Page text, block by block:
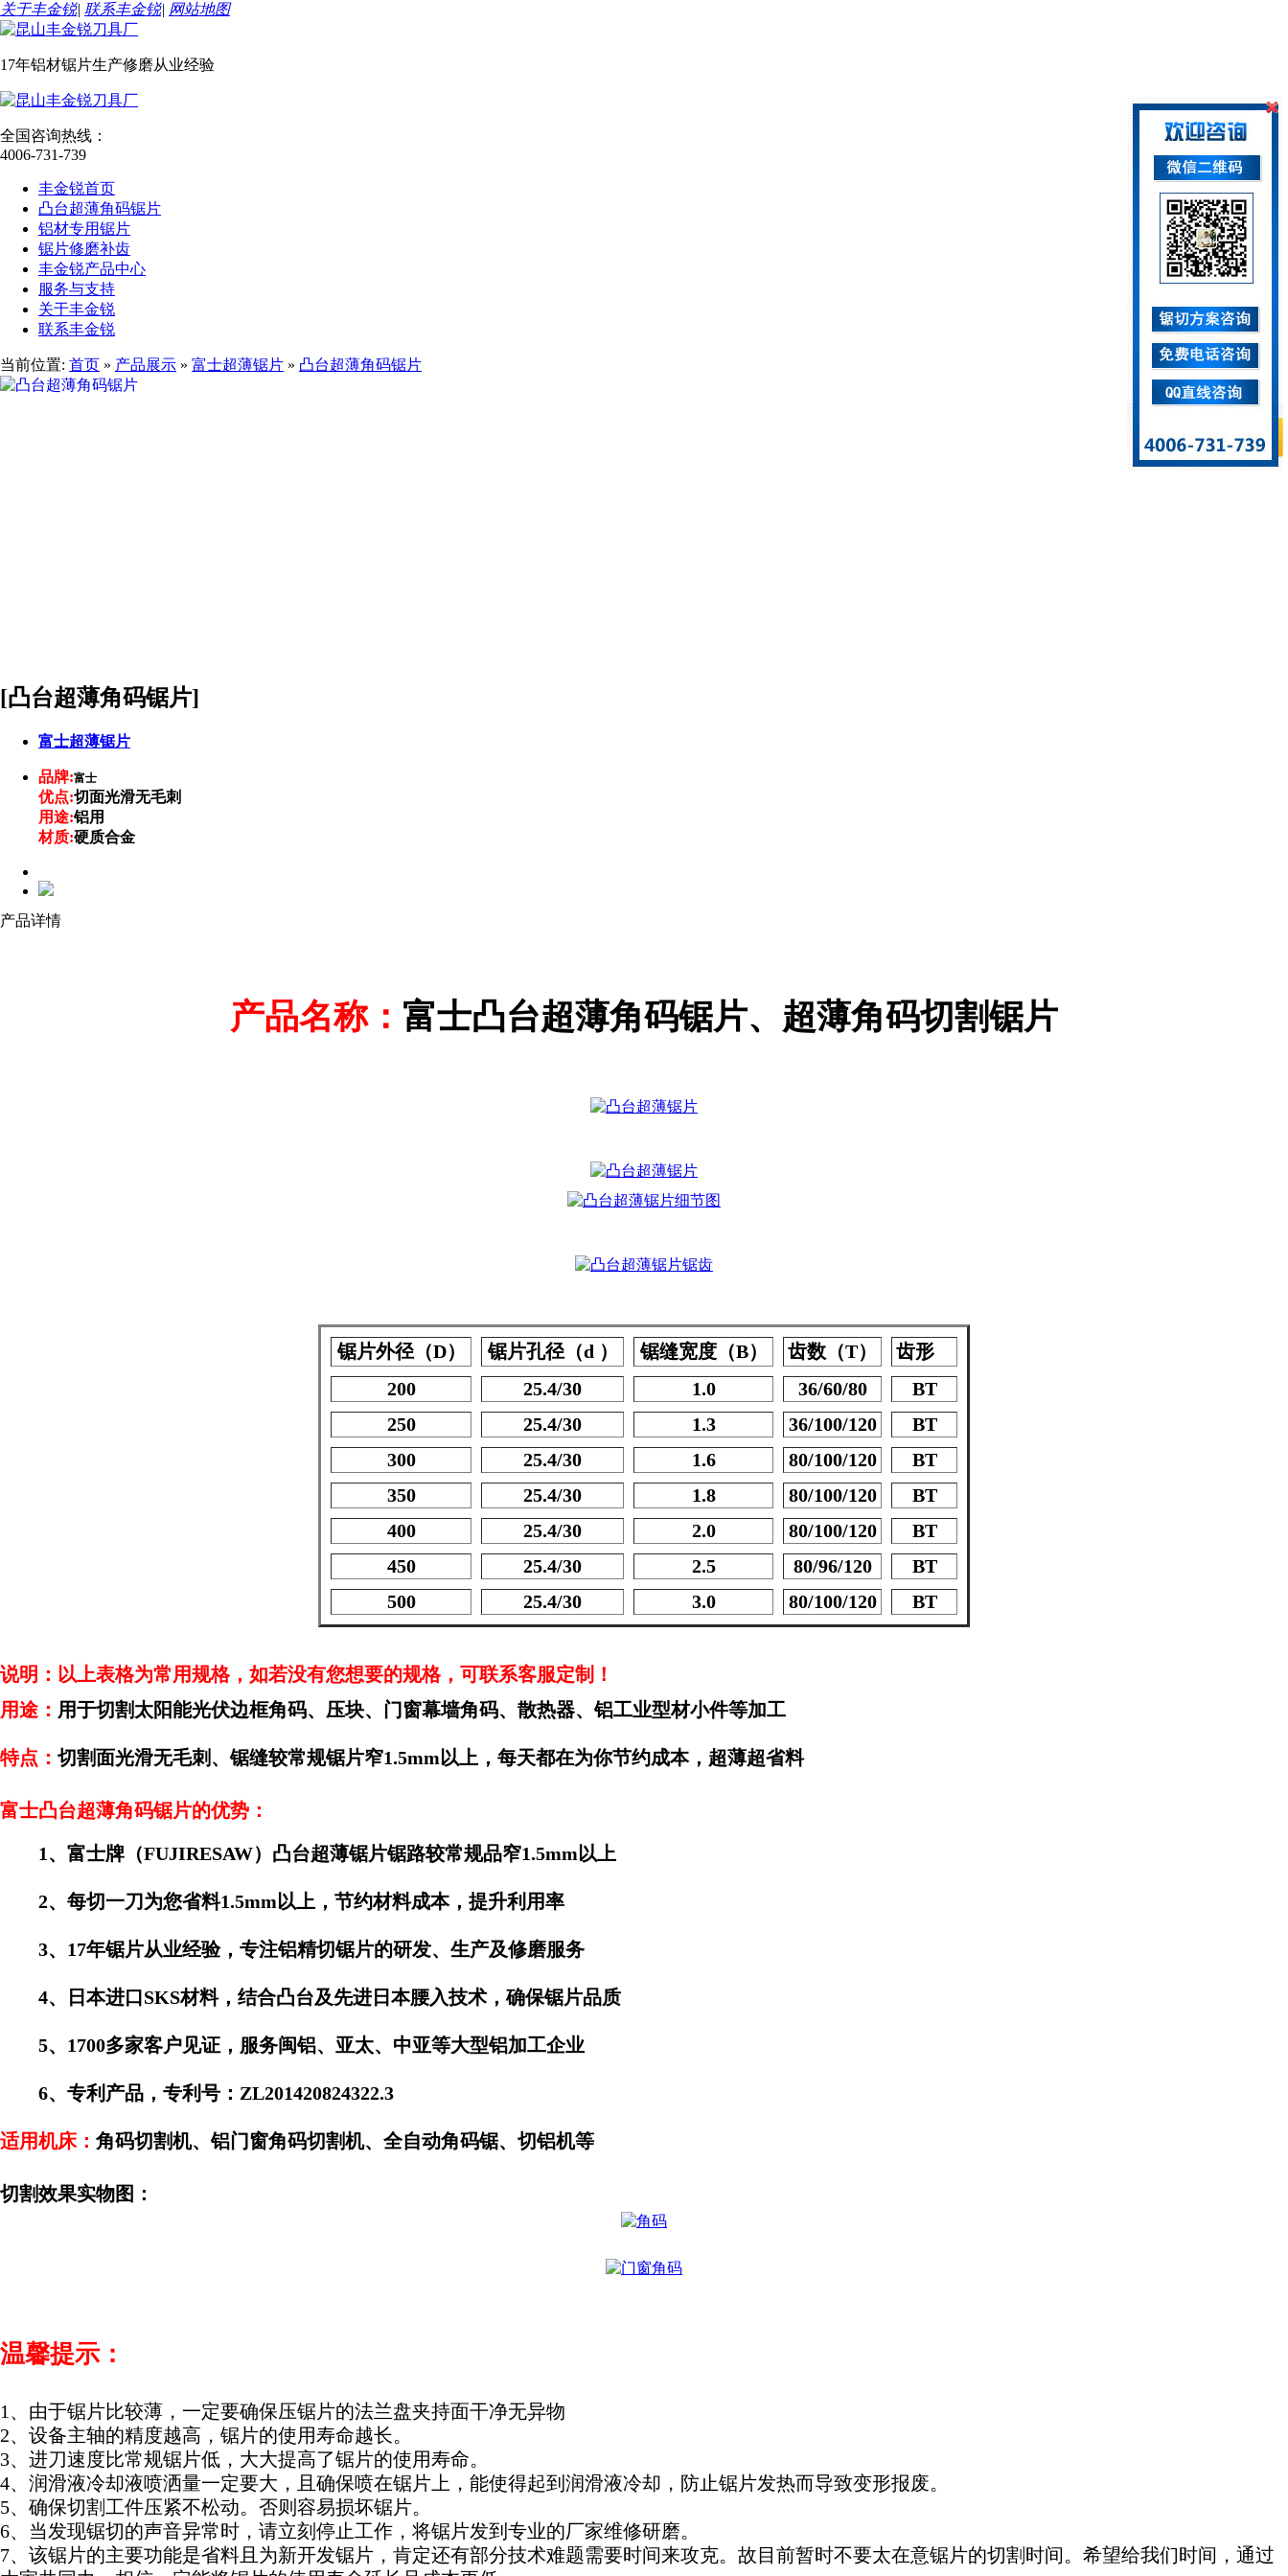
关于丰金锐| 联系丰金锐| 网站地图
17年铝材锯片生产修磨从业经验
全国咨询热线：
4006-731-739
丰金锐首页
凸台超薄角码锯片
铝材专用锯片
锯片修磨补齿
丰金锐产品中心
服务与支持
关于丰金锐
联系丰金锐
当前位置: 首页 » 产品展示 » 富士超薄锯片 » 凸台超薄角码锯片
[凸台超薄角码锯片]
富士超薄锯片
品牌:富士
优点:切面光滑无毛刺
用途:铝用
材质:硬质合金
产品详情
产品名称： 富士凸台超薄角码锯片、超薄角码切割锯片
锯片外径（D） 锯片孔径（d ） 锯缝宽度（B） 齿数（T）
齿形
200
25.4/30 1.0 36/60/80
BT
250
25.4/30 1.3 36/100/120
BT
300
25.4/30 1.6 80/100/120
BT
350
25.4/30 1.8 80/100/120
BT
400
25.4/30 2.0 80/100/120
BT
450
25.4/30 2.5 80/96/120
BT
500
25.4/30 3.0 80/100/120 BT
说明：以上表格为常用规格，如若没有您想要的规格，可联系客服定制！
用途： 用于切割太阳能光伏边框角码、压块、门窗幕墙角码、散热器、铝工业型材小件等加工
特点： 切割面光滑无毛刺、锯缝较常规锯片窄1.5mm以上，每天都在为你节约成本，超薄超省料
富士凸台超薄角码锯片的优势：
1、富士牌（FUJIRESAW）凸台超薄锯片锯路较常规品窄1.5mm以上
2、每切一刀为您省料1.5mm以上，节约材料成本，提升利用率
3、17年锯片从业经验，专注铝精切锯片的研发、生产及修磨服务
4、日本进口SKS材料，结合凸台及先进日本腰入技术，确保锯片品质
5、1700多家客户见证，服务闽铝、亚太、中亚等大型铝加工企业
6、专利产品，专利号：ZL201420824322.3
适用机床： 角码切割机、铝门窗角码切割机、全自动角码锯、切铝机等
切割效果实物图：
温馨提示：
1、由于锯片比较薄，一定要确保压锯片的法兰盘夹持面干净无异物
2、设备主轴的精度越高，锯片的使用寿命越长。
3、进刀速度比常规锯片低，大大提高了锯片的使用寿命。
4、润滑液冷却液喷洒量一定要大，且确保喷在锯片上，能使得起到润滑液冷却，防止锯片发热而导致变形报废。
5、确保切割工件压紧不松动。否则容易损坏锯片。
6、当发现锯切的声音异常时，请立刻停止工作，将锯片发到专业的厂家维修研磨。
7、该锯片的主要功能是省料且为新开发锯片，肯定还有部分技术难题需要时间来攻克。故目前暂时不要太在意锯片的切割时间。希望给我们时间，通过